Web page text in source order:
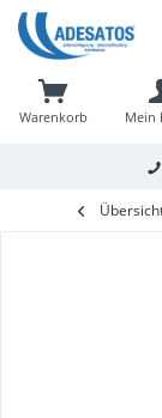
Warenkorb Mein